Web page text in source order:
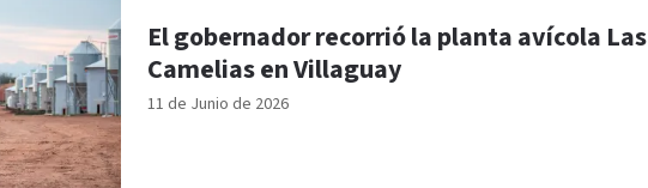
11 de Junio de 2026
El gobernador recorrió la planta avícola Las
Camelias en Villaguay